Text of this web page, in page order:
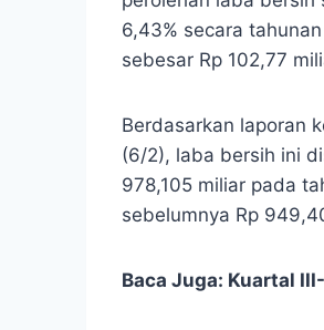
6,43% secara
sebesar Rp 102,77
Berdasarkan laporan
(6/2), laba bersih ini
978,105 miliar pada
sebelumnya Rp
Baca Juga: Kuartal